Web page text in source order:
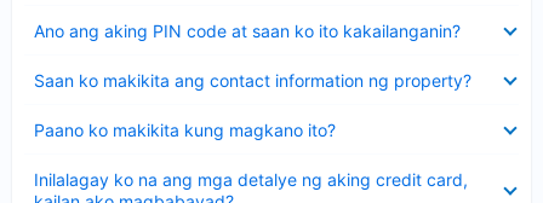
Ano ang aking PIN code at saan ko ito kakailanganin?
ang
Saan ko makikita ang contact information ng property?
ang
Paano ko makikita kung magkano ito?
ang
Inilalagay ko na ang mga detalye ng aking credit card,
ang